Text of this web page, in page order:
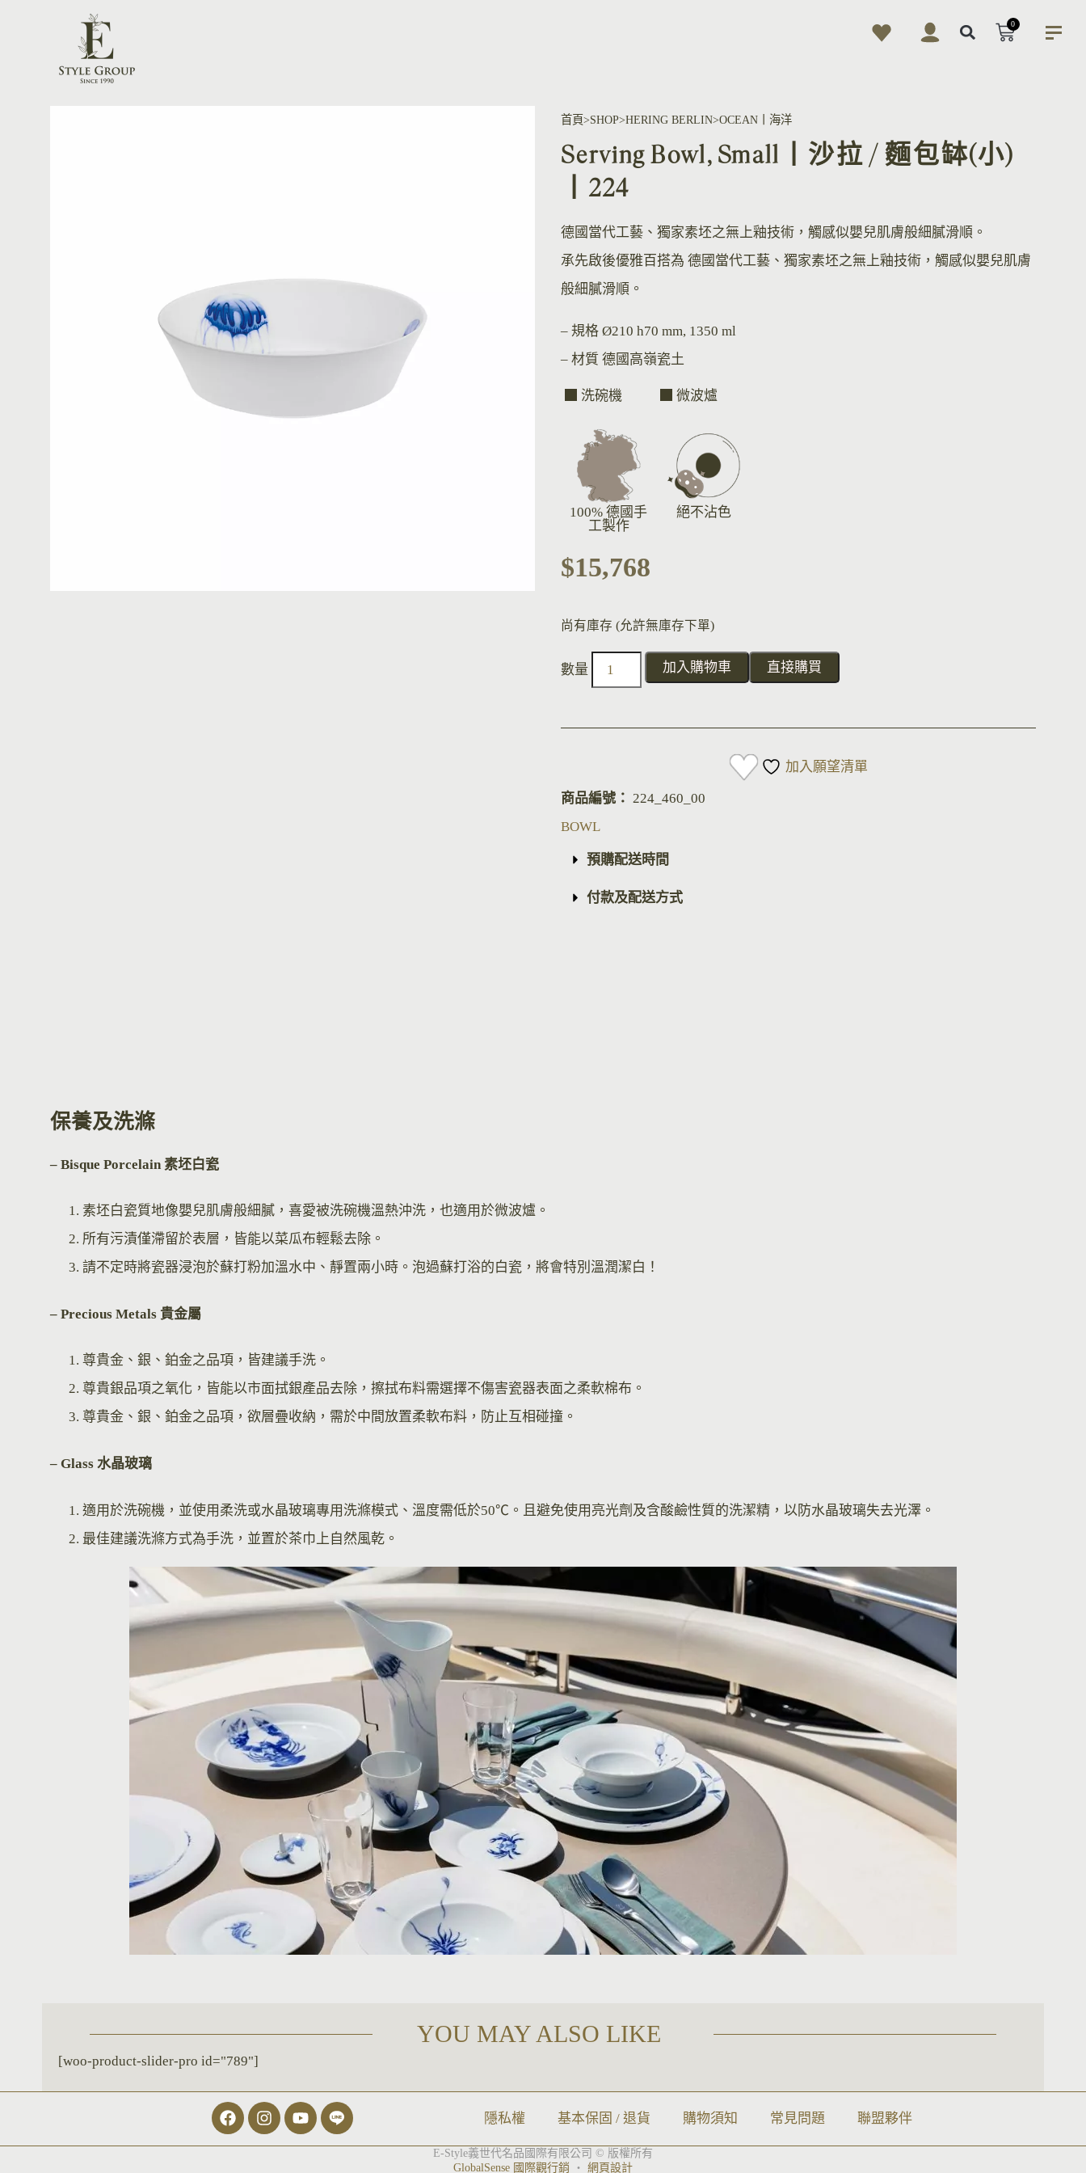
0
首頁 SHOP HERING BERLIN OCEAN丨海洋
Serving Bowl, Small丨沙拉 / 麵包缽(小)
丨224
德國當代工藝、獨家素坯之無上釉技術，觸感似嬰兒肌膚般細膩滑順。
承先啟後優雅百搭為 德國當代工藝、獨家素坯之無上釉技術，觸感似嬰兒肌膚
般細膩滑順。
– 規格 Ø210 h70 mm, 1350 ml
– 材質 德國高嶺瓷土
洗碗機 微波爐
100% 德國手
工製作
絕不沾色
$15,768
尚有庫存 (允許無庫存下單)
加入購物車 直接購買
加入願望清單
商品編號：224_460_00
BOWL
預購配送時間
付款及配送方式
保養及洗滌
– Bisque Porcelain 素坯白瓷
素坯白瓷質地像嬰兒肌膚般細膩，喜愛被洗碗機溫熱沖洗，也適用於微波爐。
所有污漬僅滯留於表層，皆能以菜瓜布輕鬆去除。
請不定時將瓷器浸泡於蘇打粉加溫水中、靜置兩小時。泡過蘇打浴的白瓷，將會特別溫潤潔白！
– Precious Metals 貴金屬
尊貴金、銀、鉑金之品項，皆建議手洗。
尊貴銀品項之氧化，皆能以市面拭銀產品去除，擦拭布料需選擇不傷害瓷器表面之柔軟棉布。
尊貴金、銀、鉑金之品項，欲層疊收納，需於中間放置柔軟布料，防止互相碰撞。
– Glass 水晶玻璃
適用於洗碗機，並使用柔洗或水晶玻璃專用洗滌模式、溫度需低於50℃。且避免使用亮光劑及含酸鹼性質的洗潔精，以防水晶玻璃失去光澤。
最佳建議洗滌方式為手洗，並置於茶巾上自然風乾。
YOU MAY ALSO LIKE
[woo-product-slider-pro id="789"]
隱私權 基本保固 / 退貨 購物須知 常見問題 聯盟夥伴
E-Style義世代名品國際有限公司 © 版權所有
GlobalSense 國際觀行銷 ‧ 網頁設計